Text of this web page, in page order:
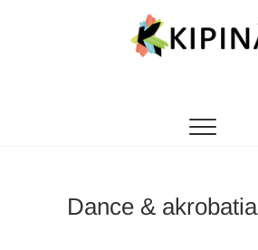
Dance & akrobatia